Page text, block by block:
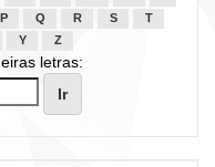
P Q R S
T
Y Z
letras: